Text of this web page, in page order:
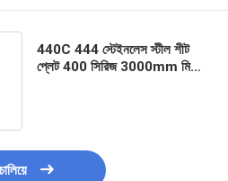
440C 444 স্টেইনলেস স্টীল শীট
প্লেট 400 সিরিজ 3000mm মিরর
চালিয়ে